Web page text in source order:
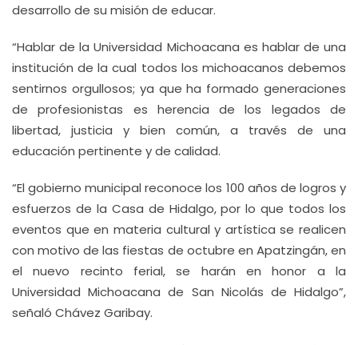
desarrollo de su misión de educar.
“Hablar de la Universidad Michoacana es hablar de una
institución de la cual todos los michoacanos debemos
sentirnos orgullosos; ya que ha formado generaciones
de profesionistas es herencia de los legados de
libertad, justicia y bien común, a través de una
educación pertinente y de calidad.
“El gobierno municipal reconoce los 100 años de logros y
esfuerzos de la Casa de Hidalgo, por lo que todos los
eventos que en materia cultural y artística se realicen
con motivo de las fiestas de octubre en Apatzingán, en
el nuevo recinto ferial, se harán en honor a la
Universidad Michoacana de San Nicolás de Hidalgo”,
señaló Chávez Garibay.